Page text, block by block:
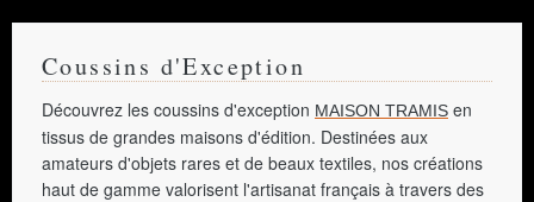
Coussins d'Exception
Découvrez les coussins d'exception MAISON TRAMIS en
tissus de grandes maisons d'édition. Destinées aux
amateurs d'objets rares et de beaux textiles, nos créations
haut de gamme valorisent l'artisanat français à travers des